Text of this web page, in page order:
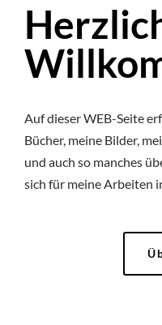
Auf dieser WEB-Seite
Bücher, meine Bilder,
und auch so manches
sich für meine Arbeiten